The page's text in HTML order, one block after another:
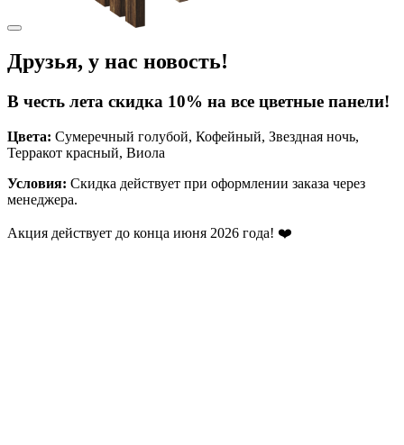
Друзья, у нас новость!
В честь лета скидка 10% на все цветные панели!
Цвета: Сумеречный голубой, Кофейный, Звездная ночь,
Терракот красный, Виола
Условия: Скидка действует при оформлении заказа через
менеджера.
Акция действует до конца июня 2026 года! ❤️